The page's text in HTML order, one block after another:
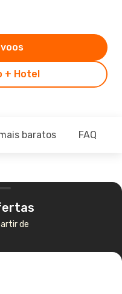
+ Hotel
baratos FAQ
de